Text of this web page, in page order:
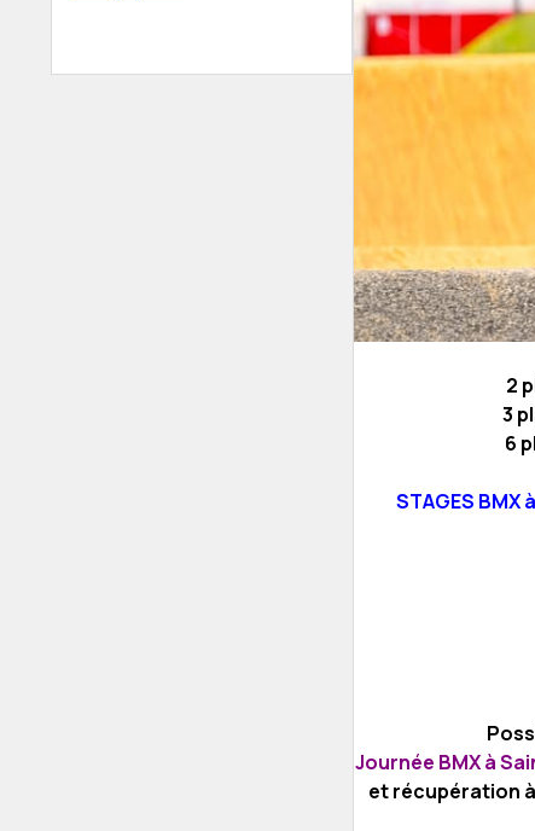
2
3
6
STAGES
Journée BMX à
et récupération